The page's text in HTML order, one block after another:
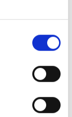
locatie,
te scannen
in.